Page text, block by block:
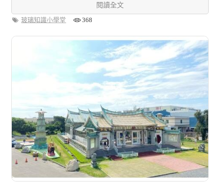
閱讀全文
玻璃知識小學堂
368